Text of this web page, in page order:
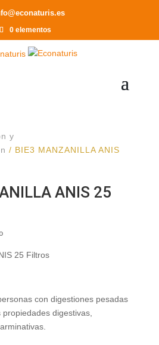
0 elementos
y
/ BIE3 MANZANILLA ANIS
ANIS 25
25 Filtros
con digestiones pesadas
digestivas,